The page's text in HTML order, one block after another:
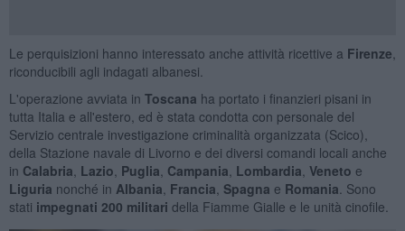
Le perquisizioni hanno interessato anche attività ricettive a Firenze
riconducibili agli indagati albanesi.
L'operazione avviata in Toscana ha portato i finanzieri pisani in
tutta Italia e all'estero, ed è stata condotta con personale del
Servizio centrale investigazione criminalità organizzata (Scico),
della Stazione navale di Livorno e dei diversi comandi locali anche
in Calabria Lazio Puglia Campania Lombardia Veneto e
Liguria nonché in Albania Francia Spagna e Romania . Sono
stati impegnati 200 militari della Fiamme Gialle e le unità cinofile.